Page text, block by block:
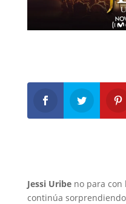
Jessi Uribeno para con
continúa